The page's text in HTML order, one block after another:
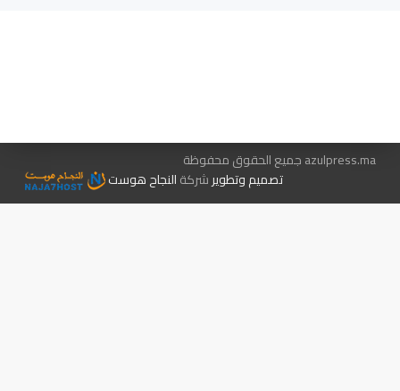
azulpress.ma جميع الحقوق محفوظة
تصميم وتطويرشركةالنجاح هوست